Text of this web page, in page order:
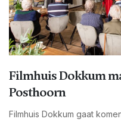
Filmhuis Dokkum
Posthoorn
Filmhuis Dokkum gaat